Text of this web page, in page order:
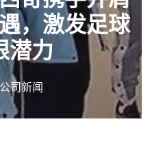
，激发足球
潜力
公司新闻